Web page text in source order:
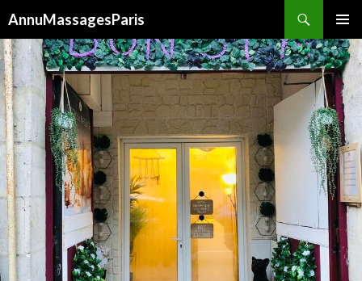
AnnuMassagesParis
MENU
AU
CONTENU